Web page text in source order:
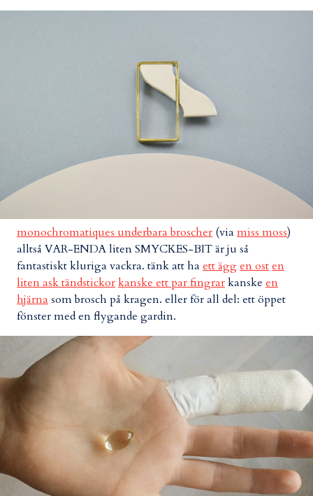
monochromatiques underbara broscher (via miss moss)
alltså VAR-ENDA liten SMYCKES-BIT är ju så
fantastiskt kluriga vackra. tänk att ha ett äggen osten
liten ask tändstickorkanske ett par fingrarkanske en
hjärna som brosch på kragen. eller för all del: ett öppet
fönster med en flygande gardin.